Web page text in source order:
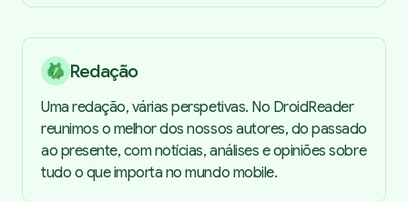
Redação
Uma redação, várias perspetivas. No DroidReader
reunimos o melhor dos nossos autores, do passado
ao presente, com notícias, análises e opiniões sobre
tudo o que importa no mundo mobile.